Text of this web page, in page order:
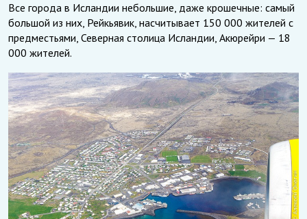
Все города в Исландии небольшие, даже крошечные: самый
большой из них, Рейкьявик, насчитывает 150 000 жителей с
предместьями, Северная столица Исландии, Акюрейри — 18
000 жителей.